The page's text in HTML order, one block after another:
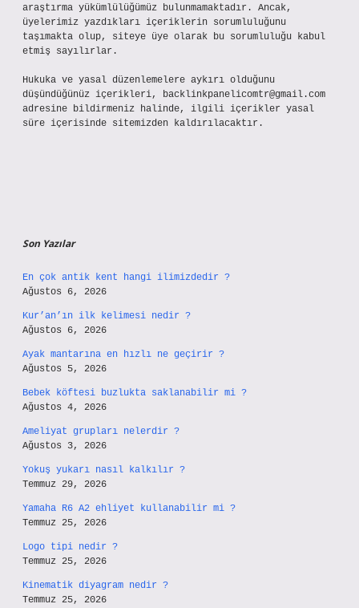
araştırma yükümlülüğümüz bulunmamaktadır. Ancak,
üyelerimiz yazdıkları içeriklerin sorumluluğunu
taşımakta olup, siteye üye olarak bu sorumluluğu kabul
etmiş sayılırlar.
Hukuka ve yasal düzenlemelere aykırı olduğunu
düşündüğünüz içerikleri, backlinkpanelicomtr@gmail.com
adresine bildirmeniz halinde, ilgili içerikler yasal
süre içerisinde sitemizden kaldırılacaktır.
Son Yazılar
En çok antik kent hangi ilimizdedir ?
Ağustos 6, 2026
Kur’an’ın ilk kelimesi nedir ?
Ağustos 6, 2026
Ayak mantarına en hızlı ne geçirir ?
Ağustos 5, 2026
Bebek köftesi buzlukta saklanabilir mi ?
Ağustos 4, 2026
Ameliyat grupları nelerdir ?
Ağustos 3, 2026
Yokuş yukarı nasıl kalkılır ?
Temmuz 29, 2026
Yamaha R6 A2 ehliyet kullanabilir mi ?
Temmuz 25, 2026
Logo tipi nedir ?
Temmuz 25, 2026
Kinematik diyagram nedir ?
Temmuz 25, 2026